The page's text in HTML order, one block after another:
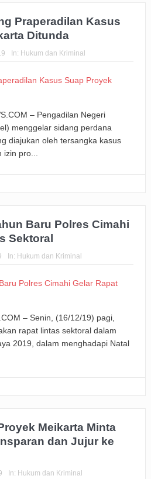
Praperadilan Kasus
Ditunda
In: Hukum dan Kriminal
– Pengadilan Negeri
menggelar sidang perdana
diajukan oleh tersangka kasus
izin pro...
Baru Polres Cimahi
Sektoral
In: Hukum dan Kriminal
– Senin, (16/12/19) pagi,
rapat lintas sektoral dalam
2019, dalam menghadapi Natal
Meikarta Minta
dan Jujur ke
In: Hukum dan Kriminal